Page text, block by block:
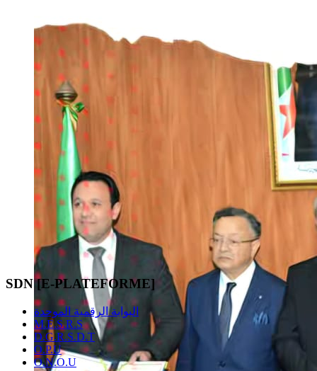
SDN [E-PLATEFORME]
البوابة الرقمية الموحدة
M.E.S.R.S
D.G.R.S.D.T
O.P.U
O.N.O.U